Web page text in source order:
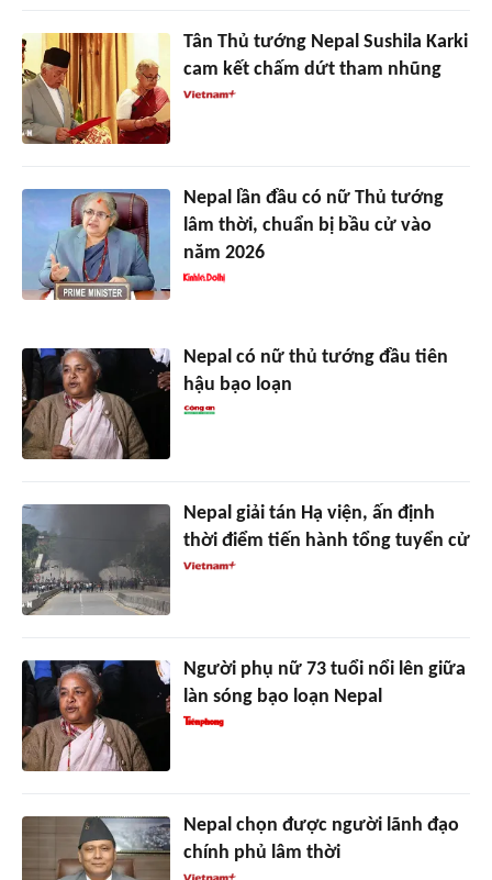
Tân Thủ tướng Nepal Sushila Karki
cam kết chấm dứt tham nhũng
Nepal lần đầu có nữ Thủ tướng
lâm thời, chuẩn bị bầu cử vào
năm 2026
Nepal có nữ thủ tướng đầu tiên
hậu bạo loạn
Nepal giải tán Hạ viện, ấn định
thời điểm tiến hành tổng tuyển cử
Người phụ nữ 73 tuổi nổi lên giữa
làn sóng bạo loạn Nepal
Nepal chọn được người lãnh đạo
chính phủ lâm thời